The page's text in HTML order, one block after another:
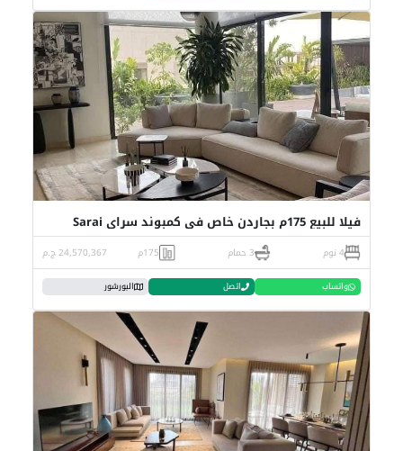
فيلا للبيع 175م بجاردن خاص في كمبوند سراي Sarai
4 نوم 3 حمام 175م 24,570,367 ج.م
واتساب اتصل البورشور